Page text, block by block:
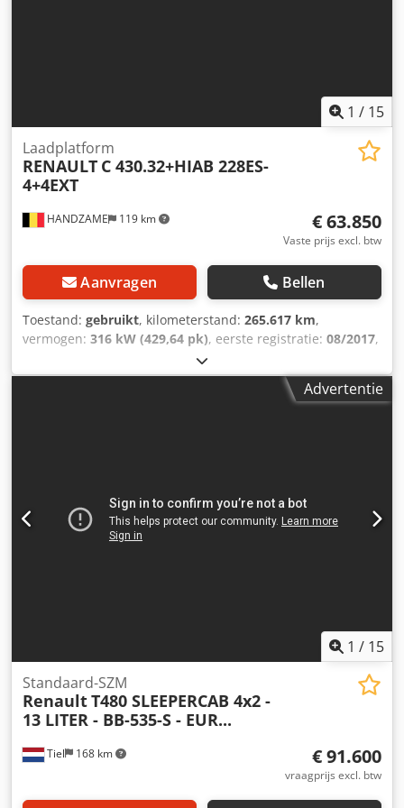
1 / 15
HANDZAME 119 km
Laadplatform
RENAULT C 430.32+HIAB 228ES-
4+4EXT
€ 63.850
Vaste prijs excl. btw
Aanvragen Bellen
Toestand: gebruikt, kilometerstand: 265.617 km,
vermogen: 316 kW (429,64 pk), eerste registratie: 08/2017,
, bandenmaten:
asconfiguratie:8x4, wielbasis:2.000 mm, brandstof:
, kleur:wit, soort
13R22.5 Ophanging: Bladvering As 2: Meesturend As 3:
Dubbel lucht As 4: Dubbel lucht Gewichten Leeggewicht:
16.570 kg Laadvermogen: 15.430 kg GVW: 32.000 kg
Advertentie
1 / 15
Tiel 168 km
Standaard-SZM
RenaultT480 SLEEPERCAB 4x2 -
13 LITER - BB-535-S - EUR...
€ 91.600
vraagprijs excl. btw